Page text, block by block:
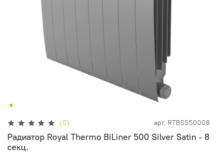
(0) арт. RTBSS50008
Радиатор Royal Thermo BiLiner 500 Silver Satin - 8
секц.